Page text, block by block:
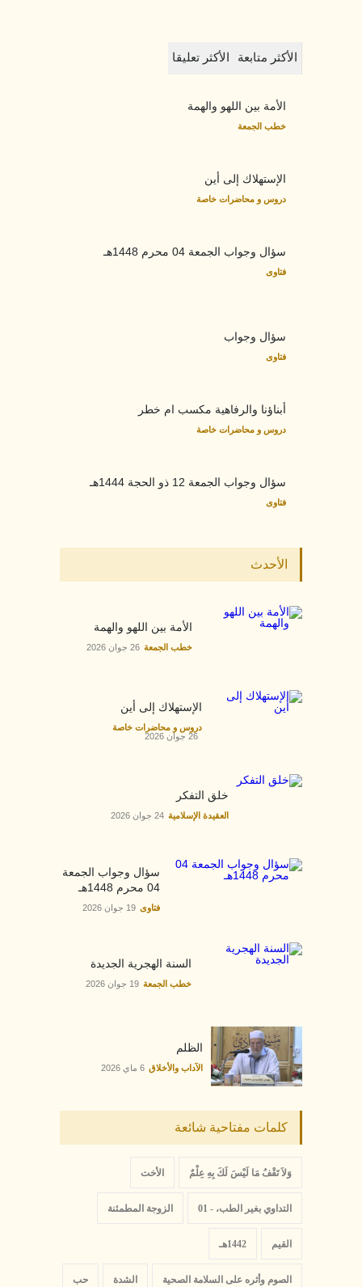
الأكثر متابعة الأكثر تعليقا
الأمة بين اللهو والهمة
خطب الجمعة
الإستهلاك إلى أين
دروس و محاضرات خاصة
سؤال وجواب الجمعة 04 محرم 1448هـ
فتاوى
سؤال وجواب
فتاوى
أبناؤنا والرفاهية مكسب ام خطر
دروس و محاضرات خاصة
سؤال وجواب الجمعة 12 ذو الحجة 1444هـ
فتاوى
الأحدث
الأمة بين اللهو والهمة
خطب الجمعة 26 جوان 2026
الإستهلاك إلى أين
دروس و محاضرات خاصة
26 جوان 2026
خلق التفكر
العقيدة الإسلامية 24 جوان 2026
سؤال وجواب الجمعة
04 محرم 1448هـ
فتاوى 19 جوان 2026
السنة الهجرية الجديدة
خطب الجمعة 19 جوان 2026
الظلم
الآداب والأخلاق 6 ماي 2026
كلمات مفتاحية شائعة
وَلاَ تَقْفُ مَا لَيْسَ لَكَ بِهِ عِلْمٌ الأخت
التداوي بغير الطب​، - 01 الزوجة المطمئنة
القيم 1442هـ
الصوم وأثره على السلامة الصحية الشدة حب